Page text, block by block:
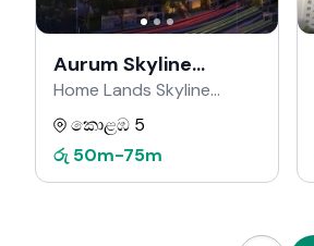
Aurum Skyline
Residencies
Home Lands Skyline
වෙතින්
කොළඹ 5
රු 50m-75m